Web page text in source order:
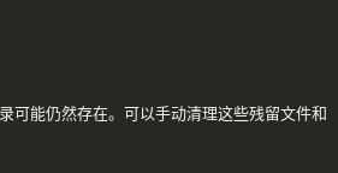
可能仍然存在。可以手动清理这些残留文件和